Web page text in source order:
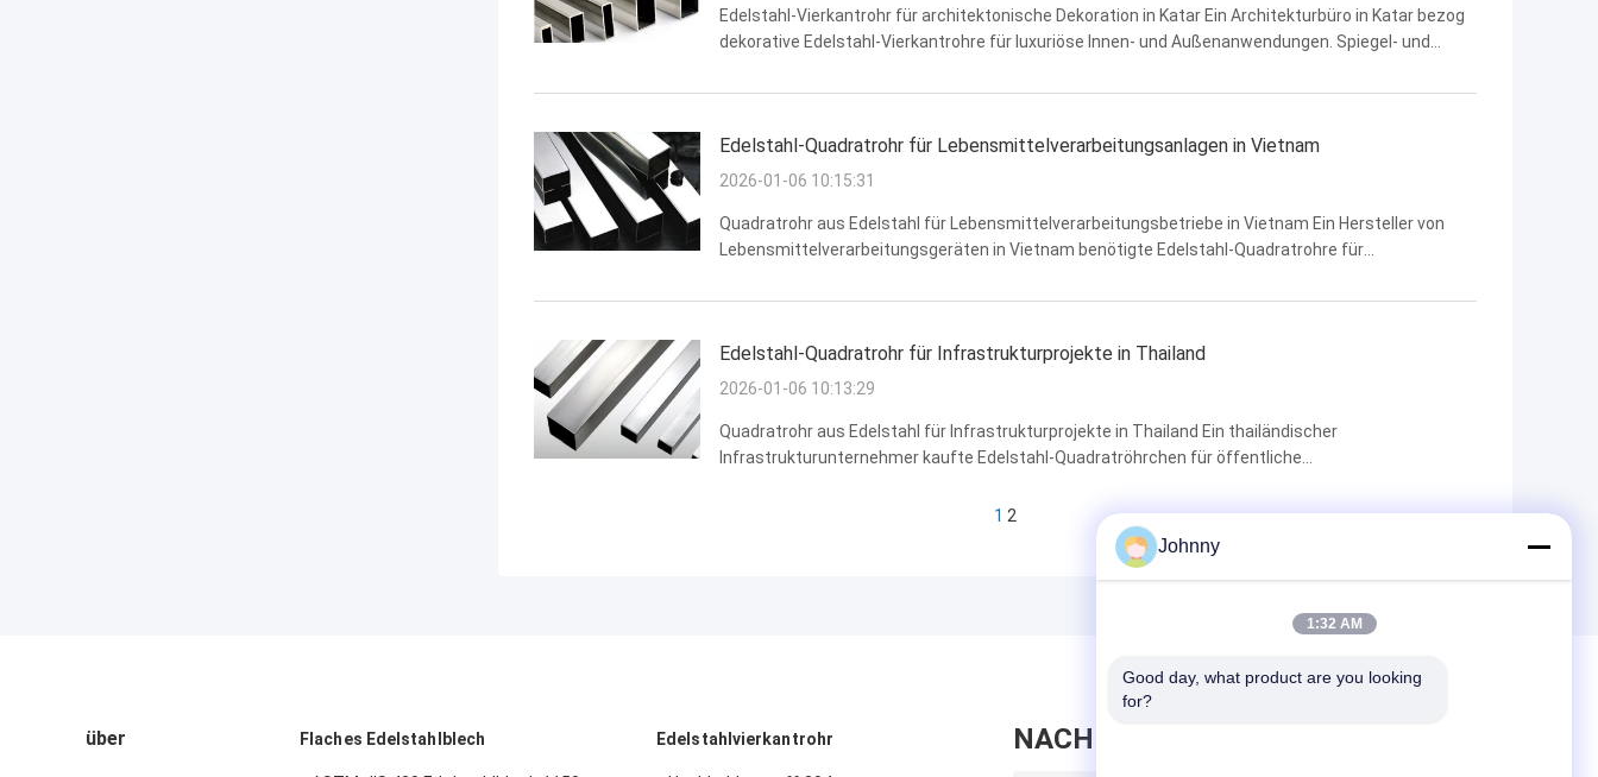
Edelstahl-Vierkantrohr für architektonische Dekoration in Katar Ein Architekturbüro in Katar bezog
dekorative Edelstahl-Vierkantrohre für luxuriöse Innen- und Außenanwendungen. Spiegel- und
lieferten ...
Edelstahl-Quadratrohr für Lebensmittelverarbeitungsanlagen in Vietnam
2026-01-06 10:15:31
Quadratrohr aus Edelstahl für Lebensmittelverarbeitungsbetriebe in Vietnam Ein Hersteller von
Lebensmittelverarbeitungsgeräten in Vietnam benötigte Edelstahl-Quadratrohre für
Anforderungen. Unsere quadratischen Rohre ...
Edelstahl-Quadratrohr für Infrastrukturprojekte in Thailand
2026-01-06 10:13:29
Quadratrohr aus Edelstahl für Infrastrukturprojekte in Thailand Ein thailändischer
Infrastrukturunternehmer kaufte Edelstahl-Quadratröhrchen für öffentliche
große Mengen von quadratischen Rohren mit gleichmä...
1 2
über Flaches Edelstahlblech Edelstahlvierkantrohr NACHRICHT HINTERLASSEN
Johnny
1:32 AM
Good day, what product are you looking
for?